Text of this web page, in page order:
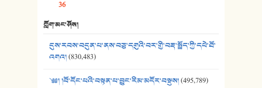
36
ཀློག་མང་ཤོས།
དུས་རབས་བདུན་པ་ནས་བཅུ་དགུའི་བར་གྱི་བརྡ་སྤྲོད་ཀྱི་དཔེ་ཐོ་
འགའ།(830,483)
༄༅། །བོ་དོང་པའི་བསྟན་པ་བྱུང་རིམ་མདོར་བསྡུས།(495,789)